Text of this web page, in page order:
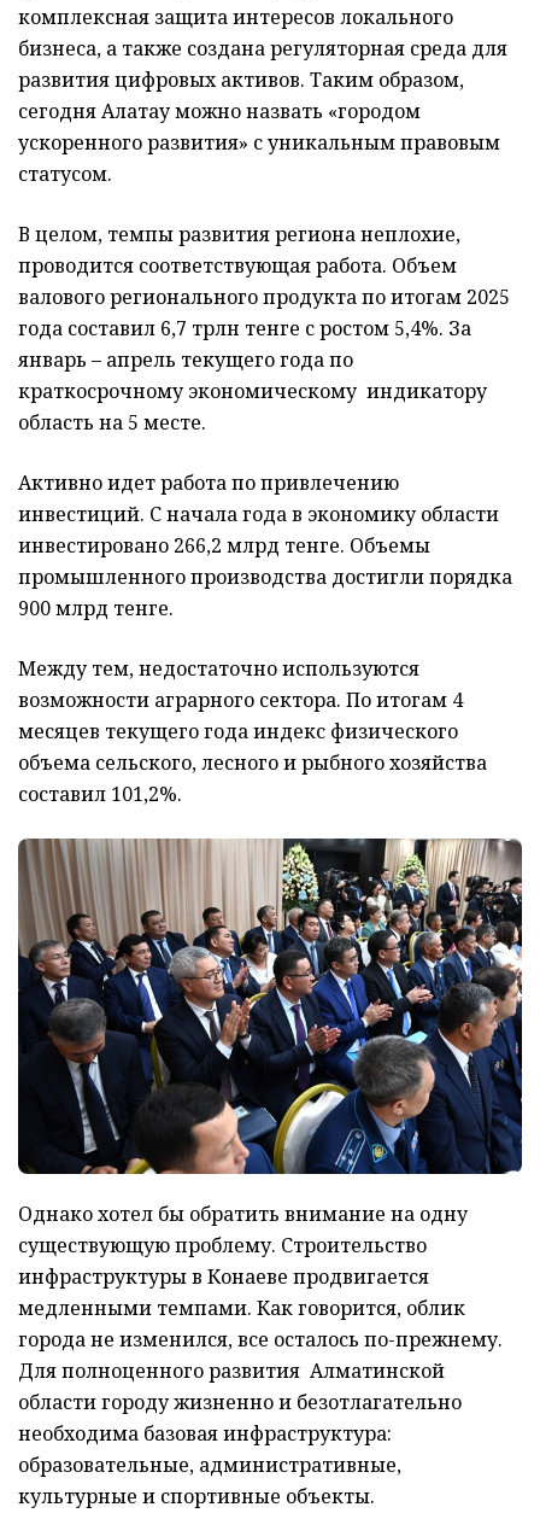
комплексная защита интересов локального
бизнеса, а также создана регуляторная среда для
развития цифровых активов. Таким образом,
сегодня Алатау можно назвать «городом
ускоренного развития» с уникальным правовым
статусом.
В целом, темпы развития региона неплохие,
проводится соответствующая работа. Объем
валового регионального продукта по итогам 2025
года составил 6,7 трлн тенге с ростом 5,4%. За
январь – апрель текущего года по
краткосрочному экономическому индикатору
область на 5 месте.
Активно идет работа по привлечению
инвестиций. С начала года в экономику области
инвестировано 266,2 млрд тенге. Объемы
промышленного производства достигли порядка
900 млрд тенге.
Между тем, недостаточно используются
возможности аграрного сектора. По итогам 4
месяцев текущего года индекс физического
объема сельского, лесного и рыбного хозяйства
составил 101,2%.
Однако хотел бы обратить внимание на одну
существующую проблему. Строительство
инфраструктуры в Конаеве продвигается
медленными темпами. Как говорится, облик
города не изменился, все осталось по-прежнему.
Для полноценного развития Алматинской
области городу жизненно и безотлагательно
необходима базовая инфраструктура:
образовательные, административные,
культурные и спортивные объекты.